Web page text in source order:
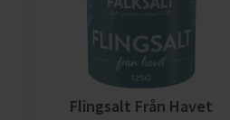
Flingsalt Från Havet